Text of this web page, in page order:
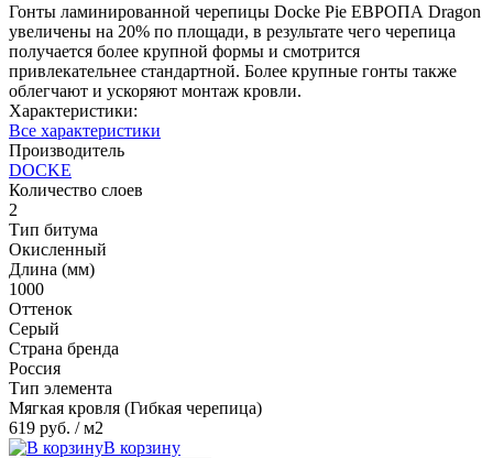
Гонты ламинированной черепицы Docke Pie ЕВРОПА Dragon
увеличены на 20% по площади, в результате чего черепица
получается более крупной формы и смотрится
привлекательнее стандартной. Более крупные гонты также
облегчают и ускоряют монтаж кровли.
Характеристики:
Все характеристики
Производитель
DOCKE
Количество слоев
2
Тип битума
Окисленный
Длина (мм)
1000
Оттенок
Серый
Страна бренда
Россия
Тип элемента
Мягкая кровля (Гибкая черепица)
619 руб. / м2
В корзину